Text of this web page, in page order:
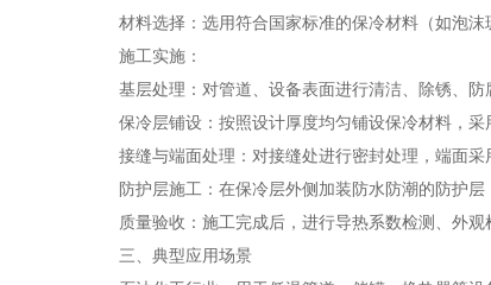
材料选择：选用符合国家标准的保冷材料（如泡沫
施工实施：
基层处理：对管道、设备表面进行清洁、除锈、防
保冷层铺设：按照设计厚度均匀铺设保冷材料，采
接缝与端面处理：对接缝处进行密封处理，端面采
防护层施工：在保冷层外侧加装防水防潮的防护层
质量验收：施工完成后，进行导热系数检测、外观
三、典型应用场景